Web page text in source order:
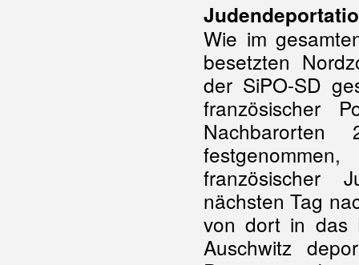
Wie im
besetzten
der SiPO-SD
französischer
Nachbarorten
französischer
nächsten Tag
von dort in
Auschwitz